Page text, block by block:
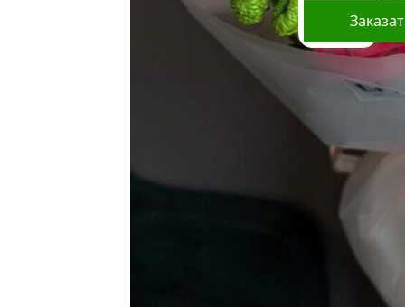
Стоимость букетов и
композиций, указанная на
сайте, ориентировочна и может
меняться. Окончательная цена
зависит от доступности
определенных видов цветов,
времени года, а также может
быть выше в периоды
предпраздничных дней.
Информация о составе букетов,